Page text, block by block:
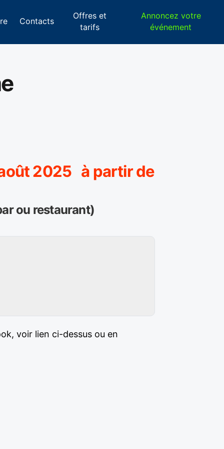
Contacts
Offres et
tarifs
Annoncez votre
événement
2025 à partir de
ou restaurant)
voir lien ci-dessus ou en